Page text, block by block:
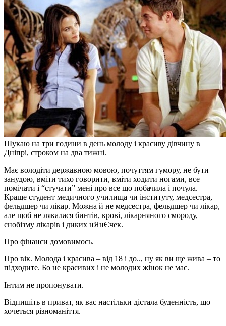
Шукаю на три години в день молоду і красиву дівчину в
Дніпрі, строком на два тижні.
Має володіти державною мовою, почуттям гумору, не бути
занудою, вміти тихо говорити, вміти ходити ногами, все
помічати і “стучати” мені про все що побачила і почула.
Краще студент медичного училища чи інституту, медсестра,
фельдшер чи лікар. Можна й не медсестра, фельдшер чи лікар,
але щоб не лякалася бинтів, крові, лікарняного смороду,
снобізму лікарів і диких нЯнЄчек.
Про фінанси домовимось.
Про вік. Молода і красива – від 18 і до.., ну як ви ще жива – то
підходите. Бо не красивих і не молодих жінок не має.
Інтим не пропонувати.
Відпишіть в приват, як вас настільки дістала буденність, що
хочеться різноманіття.